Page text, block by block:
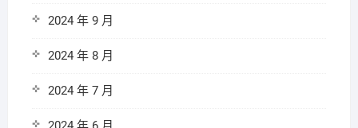
2024 年 9 月
2024 年 8 月
2024 年 7 月